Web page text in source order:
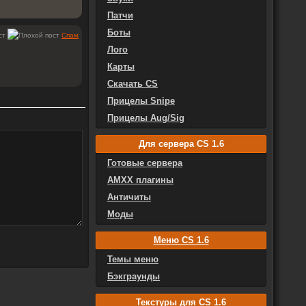
Спам
Патчи
Боты
Лого
Карты
Скачать CS
Прицелы Snipe
Прицелы Aug/Sig
Для сервера CS 1.6
Готовые сервера
AMXX плагины
Античиты
Моды
Меню CS 1.6
Темы меню
Бэкграунды
Текстуры для CS 1.6